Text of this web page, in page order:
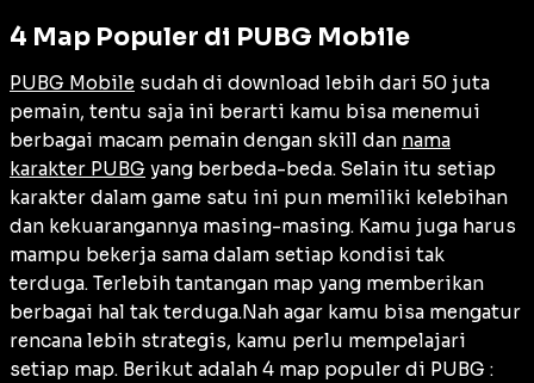
4 Map Populer di PUBG Mobile
PUBG Mobile sudah di download lebih dari 50 juta
pemain, tentu saja ini berarti kamu bisa menemui
berbagai macam pemain dengan skill dan nama
karakter PUBG yang berbeda-beda. Selain itu setiap
karakter dalam game satu ini pun memiliki kelebihan
dan kekuarangannya masing-masing. Kamu juga harus
mampu bekerja sama dalam setiap kondisi tak
terduga. Terlebih tantangan map yang memberikan
berbagai hal tak terduga.Nah agar kamu bisa mengatur
rencana lebih strategis, kamu perlu mempelajari
setiap map. Berikut adalah 4 map populer di PUBG :